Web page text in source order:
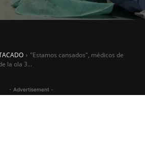
"Estamos cansados", médicos de
la ola 3...
- Advertisement -